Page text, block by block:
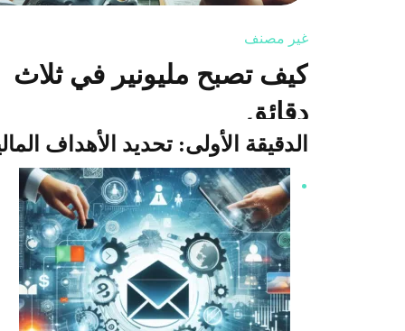
غير مصنف
كيف تصبح مليونير في ثلاث
دقائق
الدقيقة الأولى: تحديد الأهداف